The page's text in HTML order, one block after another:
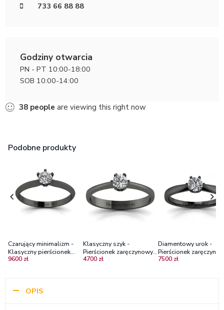
733 66 88 88
Godziny otwarcia
PN - PT 10:00-18:00
SOB 10:00-14:00
38 people are viewing this right now
Podobne produkty
Czarujący minimalizm -
Klasyczny pierścionek
zaręczynowy z czarnego
9600 zł
Klasyczny szyk -
Pierścionek zaręczynowy z
czarnego złota z
4700 zł
Diamentowy urok -
Pierścionek
czarnego złota z
7500 zł
OPIS